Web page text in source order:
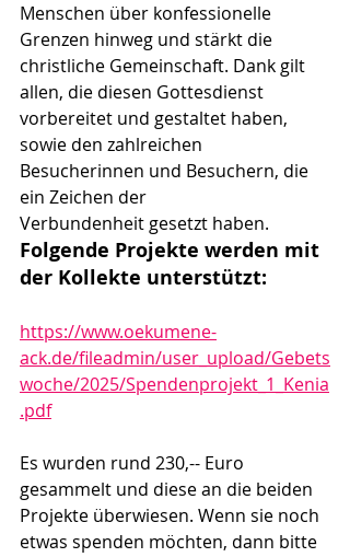
Menschen über konfessionelle
Grenzen hinweg und stärkt die
christliche Gemeinschaft. Dank gilt
allen, die diesen Gottesdienst
vorbereitet und gestaltet haben,
sowie den zahlreichen
Besucherinnen und Besuchern, die
ein Zeichen der
Verbundenheit gesetzt haben.
Folgende Projekte werden mit
der Kollekte unterstützt:
https://www.oekumene-
ack.de/fileadmin/user_upload/Gebets
woche/2025/Spendenprojekt_1_Kenia
.pdf
Es wurden rund 230,-- Euro
gesammelt und diese an die beiden
Projekte überwiesen. Wenn sie noch
etwas spenden möchten, dann bitte